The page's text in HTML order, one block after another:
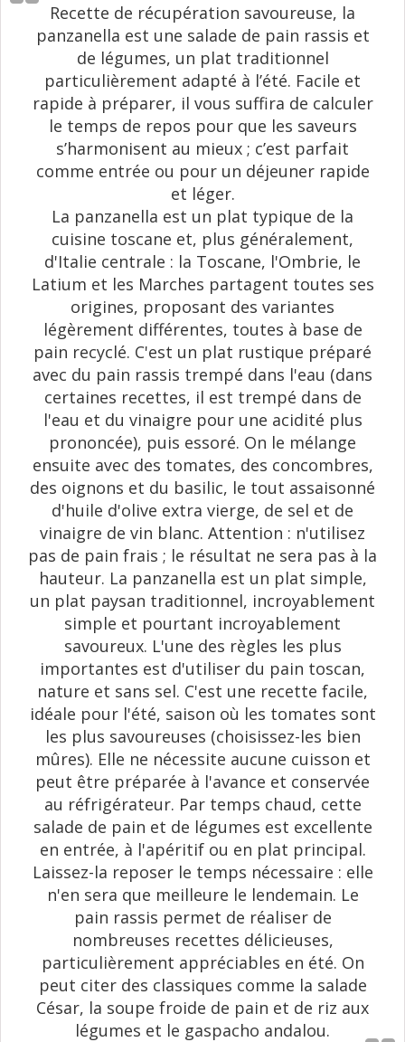
Recette de récupération savoureuse, la
panzanella est une salade de pain rassis et
de légumes, un plat traditionnel
particulièrement adapté à l’été. Facile et
rapide à préparer, il vous suffira de calculer
le temps de repos pour que les saveurs
s’harmonisent au mieux ; c’est parfait
comme entrée ou pour un déjeuner rapide
et léger.
La panzanella est un plat typique de la
cuisine toscane et, plus généralement,
d'Italie centrale : la Toscane, l'Ombrie, le
Latium et les Marches partagent toutes ses
origines, proposant des variantes
légèrement différentes, toutes à base de
pain recyclé. C'est un plat rustique préparé
avec du pain rassis trempé dans l'eau (dans
certaines recettes, il est trempé dans de
l'eau et du vinaigre pour une acidité plus
prononcée), puis essoré. On le mélange
ensuite avec des tomates, des concombres,
des oignons et du basilic, le tout assaisonné
d'huile d'olive extra vierge, de sel et de
vinaigre de vin blanc. Attention : n'utilisez
pas de pain frais ; le résultat ne sera pas à la
hauteur. La panzanella est un plat simple,
un plat paysan traditionnel, incroyablement
simple et pourtant incroyablement
savoureux. L'une des règles les plus
importantes est d'utiliser du pain toscan,
nature et sans sel. C'est une recette facile,
idéale pour l'été, saison où les tomates sont
les plus savoureuses (choisissez-les bien
mûres). Elle ne nécessite aucune cuisson et
peut être préparée à l'avance et conservée
au réfrigérateur. Par temps chaud, cette
salade de pain et de légumes est excellente
en entrée, à l'apéritif ou en plat principal.
Laissez-la reposer le temps nécessaire : elle
n'en sera que meilleure le lendemain. Le
pain rassis permet de réaliser de
nombreuses recettes délicieuses,
particulièrement appréciables en été. On
peut citer des classiques comme la salade
César, la soupe froide de pain et de riz aux
légumes et le gaspacho andalou.